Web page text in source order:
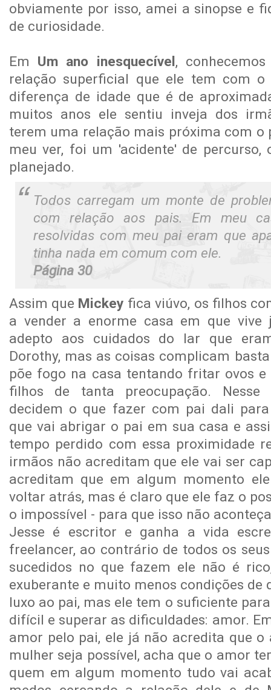
obviamente por isso, amei a sinopse e
de curiosidade.
Em Um ano inesquecível ,
relação superficial que ele tem com
diferença de idade que é de
muitos anos ele sentiu inveja dos
terem uma relação mais próxima com o
meu ver, foi um 'acidente' de percurso,
planejado.
Todos carregam um monte de
com relação aos pais. Em meu
resolvidas com meu pai eram que
tinha nada em comum com ele.
Página 30
Assim que Mickey fica viúvo, os filhos
a vender a enorme casa em que
adepto aos cuidados do lar que
Dorothy, mas as coisas complicam
põe fogo na casa tentando fritar ovos e
filhos de tanta preocupação. Nesse
decidem o que fazer com pai dali
que vai abrigar o pai em sua casa e
tempo perdido com essa proximidade
irmãos não acreditam que ele vai ser
acreditam que em algum momento
voltar atrás, mas é claro que ele faz o
o impossível - para que isso não
Jesse é escritor e ganha a vida
freelancer, ao contrário de todos os
sucedidos no que fazem ele não é
exuberante e muito menos condições de
luxo ao pai, mas ele tem o suficiente
difícil e superar as dificuldades: amor.
amor pelo pai, ele já não acredita que
mulher seja possível, acha que o amor
quem em algum momento tudo vai